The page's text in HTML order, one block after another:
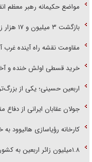
مواضع حکیمانه رهبر معظم
بازگشت ۳ میلیون و ۱۷ هزار زائر اربعین به کشور
مقاومت نقشه راه آینده
خرید قسطی اولش خنده و
اربعین حسینی؛ یکی از
جولان عقابان ایرانی از
کارخانه رؤیاسازی هالیوود
۱.۸میلیون زائر اربعین به کشور بازگشتند